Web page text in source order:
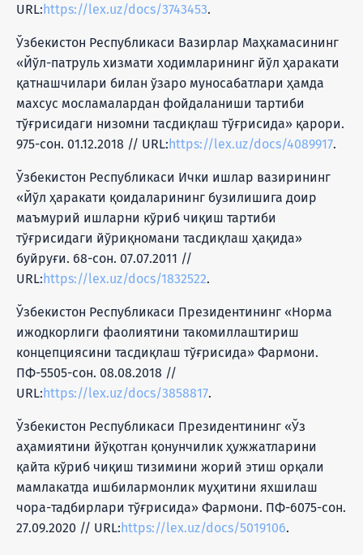
URL:https://lex.uz/docs/3743453.
Ўзбекистон Республикаси Вазирлар Маҳкамасининг
«Йўл-патруль хизмати ходимларининг йўл ҳаракати
қатнашчилари билан ўзаро муносабатлари ҳамда
махсус мосламалардан фойдаланиши тартиби
тўғрисидаги низомни тасдиқлаш тўғрисида» қарори.
975-сон. 01.12.2018 // URL:https://lex.uz/docs/4089917.
Ўзбекистон Республикаси Ички ишлар вазирининг
«Йўл ҳаракати қоидаларининг бузилишига доир
маъмурий ишларни кўриб чиқиш тартиби
тўғрисидаги йўриқномани тасдиқлаш ҳақида»
буйруғи. 68-сон. 07.07.2011 //
URL:https://lex.uz/docs/1832522.
Ўзбекистон Республикаси Президентининг «Норма
ижодкорлиги фаолиятини такомиллаштириш
концепциясини тасдиқлаш тўғрисида» Фармони.
ПФ-5505-сон. 08.08.2018 //
URL:https://lex.uz/docs/3858817.
Ўзбекистон Республикаси Президентининг «Ўз
аҳамиятини йўқотган қонунчилик ҳужжатларини
қайта кўриб чиқиш тизимини жорий этиш орқали
мамлакатда ишбилармонлик муҳитини яхшилаш
чора-тадбирлари тўғрисида» Фармони. ПФ-6075-сон.
27.09.2020 // URL:https://lex.uz/docs/5019106.